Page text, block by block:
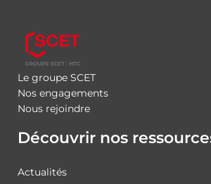
Le groupe SCET
Nos engagements
Nous rejoindre
Découvrir nos
Actualités